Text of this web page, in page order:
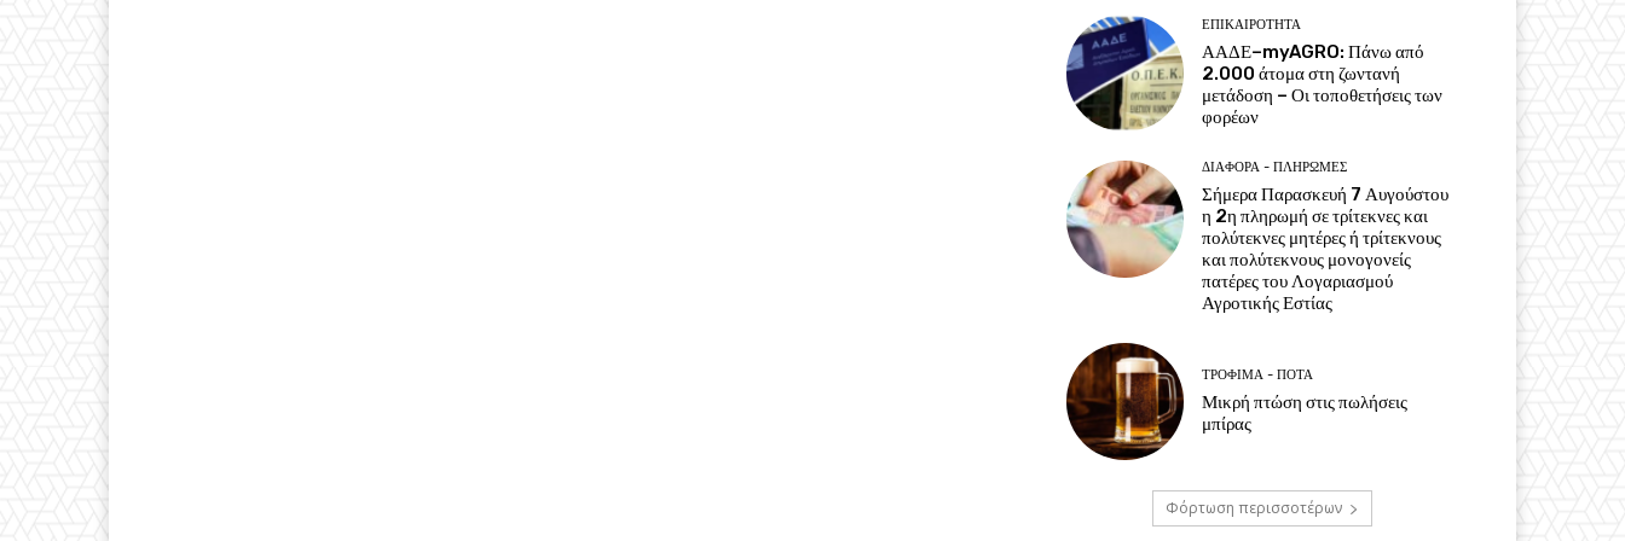
ΕΠΙΚΑΙΡΌΤΗΤΑ
ΑΑΔΕ–myAGRO: Πάνω από
2.000 άτομα στη ζωντανή
μετάδοση – Οι τοποθετήσεις των
φορέων
ΔΙΆΦΟΡΑ - ΠΛΗΡΩΜΈΣ
Σήμερα Παρασκευή 7 Αυγούστου
η 2η πληρωμή σε τρίτεκνες και
πολύτεκνες μητέρες ή τρίτεκνους
και πολύτεκνους μονογονείς
πατέρες του Λογαριασμού
Αγροτικής Εστίας
ΤΡΌΦΙΜΑ - ΠΟΤΆ
Μικρή πτώση στις πωλήσεις
μπίρας
Φόρτωση περισσοτέρων